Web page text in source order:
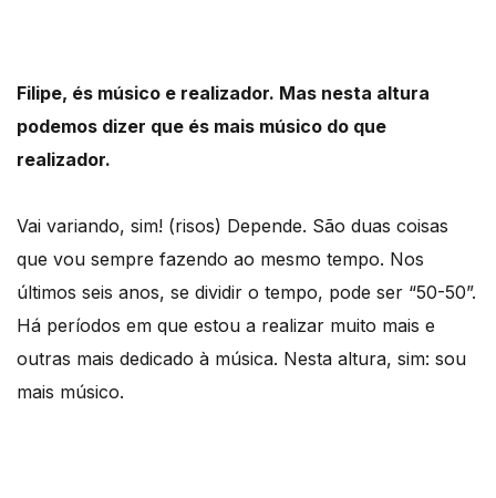
Filipe, és músico e realizador. Mas nesta altura
podemos dizer que és mais músico do que
realizador.
Vai variando, sim! (risos) Depende. São duas coisas
que vou sempre fazendo ao mesmo tempo. Nos
últimos seis anos, se dividir o tempo, pode ser “50-50”.
Há períodos em que estou a realizar muito mais e
outras mais dedicado à música. Nesta altura, sim: sou
mais músico.